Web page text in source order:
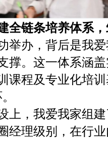
链条培养体系，
办，背后是我爱
撑。这一体系涵
课程及专业化培
，我爱我家组建
经理级别，在行